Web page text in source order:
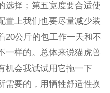
选择；第五宽度要合适使
置上我们也要尽量减少装
20公斤的包工作一天和不
一样的。总体来说猫虎兽
机会我试试用它拖一下
需要的，用牺牲舒适性换